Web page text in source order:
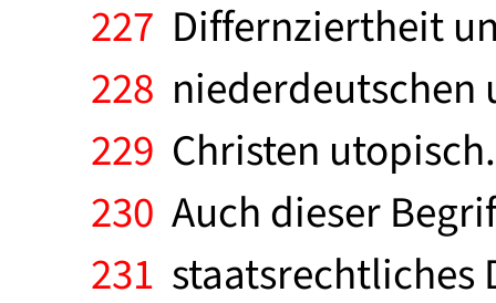
227 Differnziertheit
228 niederdeutschen
229 Christen
230 Auch dieser
231 staatsrechtliches